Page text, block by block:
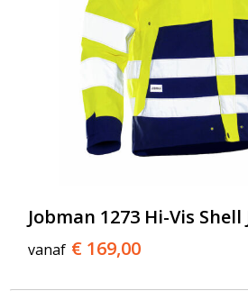
Jobman 1273 Hi-Vis Shell
vanaf € 169,00